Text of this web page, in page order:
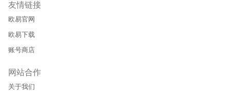
友情链接
欧易官网
欧易下载
账号商店
网站合作
关于我们